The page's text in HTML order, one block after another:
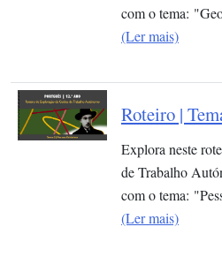
com o tema:
(Ler mais)
Roteiro |
Explora neste
de Trabalho
com o tema:
(Ler mais)